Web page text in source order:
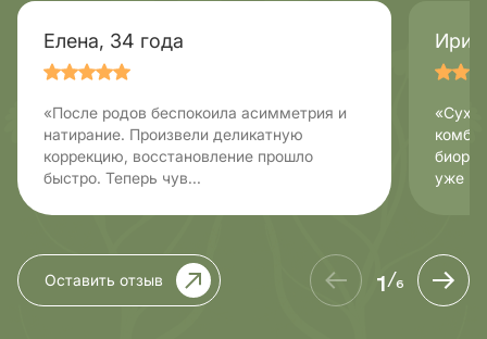
Елена, 34 года
«После родов беспокоила асимметрия и
натирание. Произвели деликатную
коррекцию, восстановление прошло
быстро. Теперь чув...
уже
Оставить отзыв 1/6